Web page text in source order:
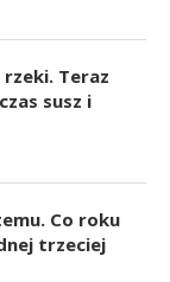
rzeki. Teraz
susz i
Co roku
trzeciej